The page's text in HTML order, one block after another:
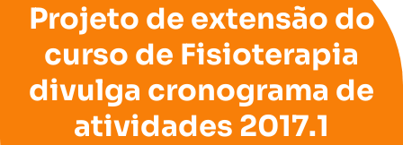
Projeto de extensão do
curso de Fisioterapia
divulga cronograma de
atividades 2017.1